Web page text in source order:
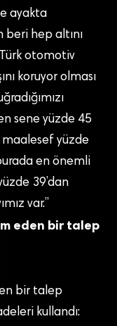
ayakta
beri hep altını
otomotiv
koruyor olması
sene yüzde 45
maalesef yüzde
en önemli
39’dan
var.”
eden bir talep
bir talep
kullandı: